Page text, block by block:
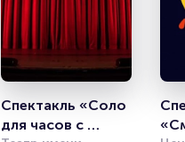
Спектакль «Соло
для часов с